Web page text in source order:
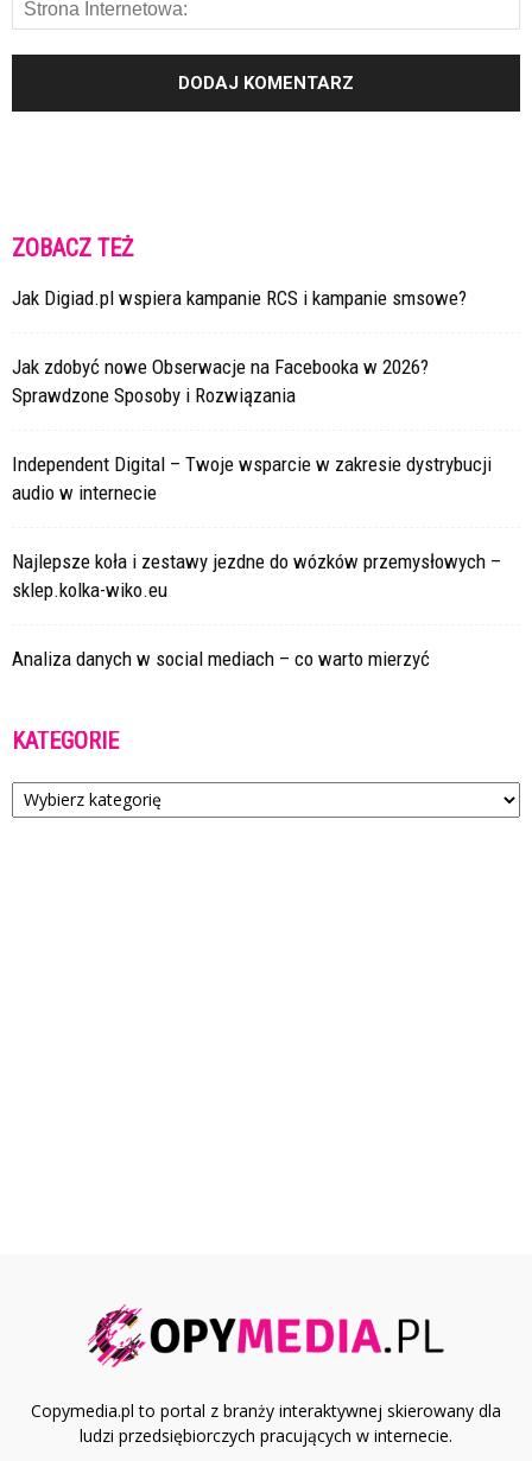
ZOBACZ TEŻ
Jak Digiad.pl wspiera kampanie RCS i kampanie smsowe?
Jak zdobyć nowe Obserwacje na Facebooka w 2026?
Sprawdzone Sposoby i Rozwiązania
Independent Digital – Twoje wsparcie w zakresie dystrybucji
audio w internecie
Najlepsze koła i zestawy jezdne do wózków przemysłowych –
sklep.kolka-wiko.eu
Analiza danych w social mediach – co warto mierzyć
KATEGORIE
Kategorie
Copymedia.pl to portal z branży interaktywnej skierowany dla
ludzi przedsiębiorczych pracujących w internecie.